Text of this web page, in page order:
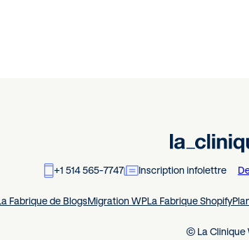
+1 514 565-7747 Inscription infolettre
Fabrique de BlogsMigration WPLa Fabrique Shopify
© La Clinique